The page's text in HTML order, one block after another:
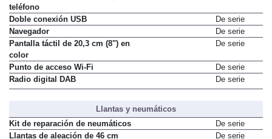
Control por voz para audio y
teléfono
Doble conexión USB
De serie
Navegador
De serie
Pantalla táctil de 20,3 cm (8") en
color
Punto de acceso Wi-Fi
De serie
Radio digital DAB
De serie
Llantas y neumáticos
Kit de reparación de neumáticos
De serie